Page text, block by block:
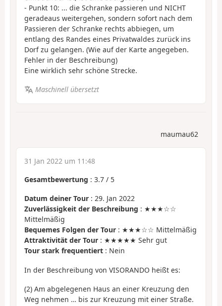
- Punkt 10: ... die Schranke passieren und NICHT
geradeaus weitergehen, sondern sofort nach dem
Passieren der Schranke rechts abbiegen, um
entlang des Randes eines Privatwaldes zurück ins
Dorf zu gelangen. (Wie auf der Karte angegeben.
Fehler in der Beschreibung)
Eine wirklich sehr schöne Strecke.
Maschinell übersetzt
maumau62
31 Jan 2022 um 11:48
Gesamtbewertung : 3.7 / 5
Datum deiner Tour : 29. Jan 2022
Zuverlässigkeit der Beschreibung : ★★★☆☆
Mittelmäßig
Bequemes Folgen der Tour : ★★★☆☆ Mittelmäßig
Attraktivität der Tour : ★★★★★ Sehr gut
Tour stark frequentiert : Nein
In der Beschreibung von VISORANDO heißt es:
(2) Am abgelegenen Haus an einer Kreuzung den
Weg nehmen … bis zur Kreuzung mit einer Straße.